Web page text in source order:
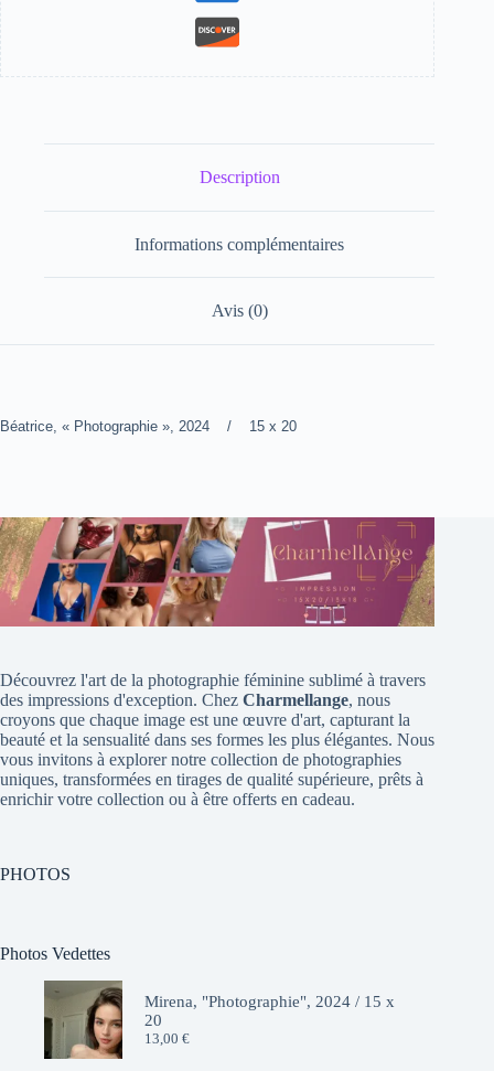
Description
Informations complémentaires
Avis (0)
Béatrice, « Photographie », 2024 / 15 x 20
Découvrez l'art de la photographie féminine sublimé à travers
des impressions d'exception. Chez Charmellange, nous
croyons que chaque image est une œuvre d'art, capturant la
beauté et la sensualité dans ses formes les plus élégantes. Nous
vous invitons à explorer notre collection de photographies
uniques, transformées en tirages de qualité supérieure, prêts à
enrichir votre collection ou à être offerts en cadeau.
PHOTOS
Photos Vedettes
Mirena, "Photographie", 2024 / 15 x
20
13,00 €